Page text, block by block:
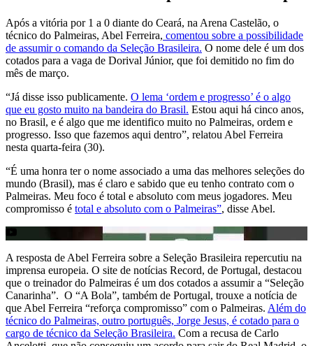
Após a vitória por 1 a 0 diante do Ceará, na Arena Castelão, o
técnico do Palmeiras, Abel Ferreira, comentou sobre a possibilidade
de assumir o comando da Seleção Brasileira. O nome dele é um dos
cotados para a vaga de Dorival Júnior, que foi demitido no fim do
mês de março.
“Já disse isso publicamente. O lema ‘ordem e progresso’ é o algo
que eu gosto muito na bandeira do Brasil. Estou aqui há cinco anos,
no Brasil, e é algo que me identifico muito no Palmeiras, ordem e
progresso. Isso que fazemos aqui dentro”, relatou Abel Ferreira
nesta quarta-feira (30).
“É uma honra ter o nome associado a uma das melhores seleções do
mundo (Brasil), mas é claro e sabido que eu tenho contrato com o
Palmeiras. Meu foco é total e absoluto com meus jogadores. Meu
compromisso é total e absoluto com o Palmeiras”, disse Abel.
A resposta de Abel Ferreira sobre a Seleção Brasileira repercutiu na
imprensa europeia. O site de notícias Record, de Portugal, destacou
que o treinador do Palmeiras é um dos cotados a assumir a “Seleção
Canarinha”. O “A Bola”, também de Portugal, trouxe a notícia de
que Abel Ferreira “reforça compromisso” com o Palmeiras. Além do
técnico do Palmeiras, outro português, Jorge Jesus, é cotado para o
cargo de técnico da Seleção Brasileira. Com a recusa de Carlo